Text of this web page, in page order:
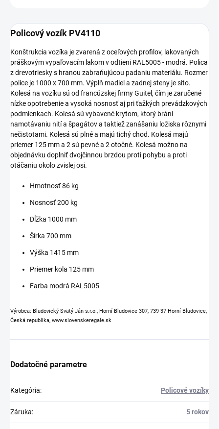
Policový vozík PV4110
Konštrukcia vozíka je zvarená z oceľových profilov, lakovaných
práškovým vypaľovacím lakom v odtieni RAL5005 - modrá. Polica
z drevotriesky s hranou zabraňujúcou padaniu materiálu. Rozmer
police je 1000 x 700 mm. Výplň madiel a zadnej steny je sito.
Kolesá na vozíku sú od francúzskej firmy Guitel, čím je zaručené
nízke opotrebenie a vysoká nosnosť aj pri ťažkých prevádzkových
podmienkach. Kolesá sú vybavené krytom, ktorý bráni
namotávaniu nití a špagátov a taktiež zanášaniu ložiska rôznymi
nečistotami. Kolesá sú plné a majú tichý chod. Kolesá majú
priemer 125 mm a 2 sú pevné a 2 otočné. Kolesá možno na
objednávku doplniť dvojčinnou brzdou proti pohybu a proti
otáčaniu okolo zvislej osi.
Hmotnosť 86 kg
Nosnosť 200 kg
Dĺžka 1000 mm
Šírka 700 mm
Výška 1415 mm
Priemer kola 125 mm
Farba modrá RAL5005
Výrobca: Bludovický Svätý Ján s.r.o., Horní Bludovice 307, 739 37 Horní Bludovice,
Česká republika, www.slovenskeregale.sk
Dodatočné parametre
Kategória: Policové vozíky
Záruka: 5 rokov